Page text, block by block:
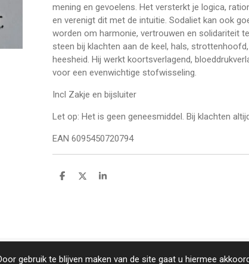
gebruik te blijven maken van de site gaat u hiermee
mening en gevoelens. Het versterkt je logica,
en verenigt dit met de intuitie. Sodaliet kan ook
worden om harmonie, vertrouwen en solidariteit
steen bij klachten aan de keel, hals,
heesheid. Hij werkt koortsverlagend,
voor een evenwichtige stofwisseling.
Incl Zakje en bijsluiter
Let op: Het is geen geneesmiddel. Bij klachten
EAN 6095450720794
D
D
S